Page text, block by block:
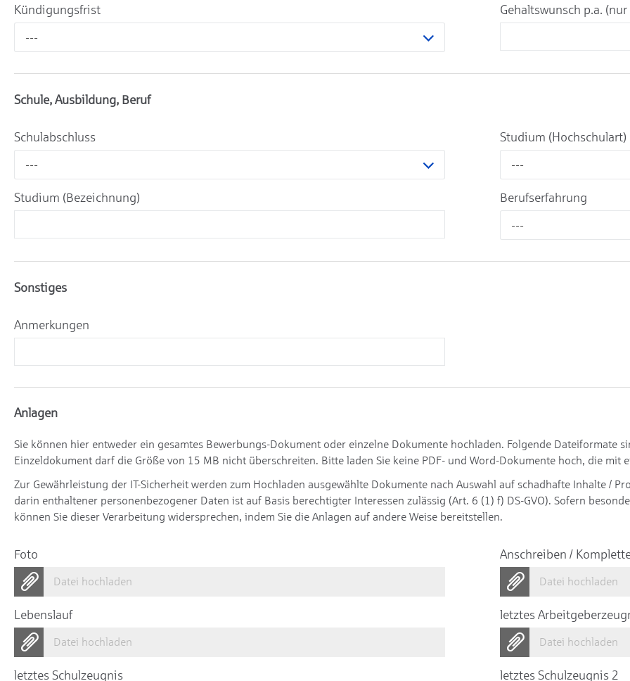
Kündigungsfrist
---
Gehaltswunsch p.a.
Schule, Ausbildung, Beruf
Schulabschluss
---
Studium (Hochschulart)
---
Studium (Bezeichnung)
Berufserfahrung
---
Sonstiges
Anmerkungen
Anlagen
Sie können hier entweder ein gesamtes Bewerbungs-Dokument oder einzelne Dokumente hochladen. Folgende Dateiformate
Einzeldokument darf die Größe von 15 MB nicht überschreiten. Bitte laden Sie keine PDF- und Word-Dokumente hoch, die mit
Zur Gewährleistung der IT-Sicherheit werden zum Hochladen ausgewählte Dokumente nach Auswahl auf schadhafte Inhalte /
darin enthaltener personenbezogener Daten ist auf Basis berechtigter Interessen zulässig (Art. 6 (1) f) DS-GVO). Sofern
können Sie dieser Verarbeitung widersprechen, indem Sie die Anlagen auf andere Weise bereitstellen.
Foto
Datei hochladen
Anschreiben /
Datei hochladen
Lebenslauf
Datei hochladen
letztes
Datei hochladen
letztes Schulzeugnis letztes Schulzeugnis 2